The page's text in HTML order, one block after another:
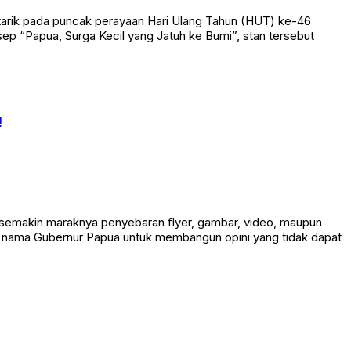
pada puncak perayaan Hari Ulang Tahun (HUT) ke-46
“Papua, Surga Kecil yang Jatuh ke Bumi”, stan tersebut
maraknya penyebaran flyer, gambar, video, maupun
Gubernur Papua untuk membangun opini yang tidak dapat